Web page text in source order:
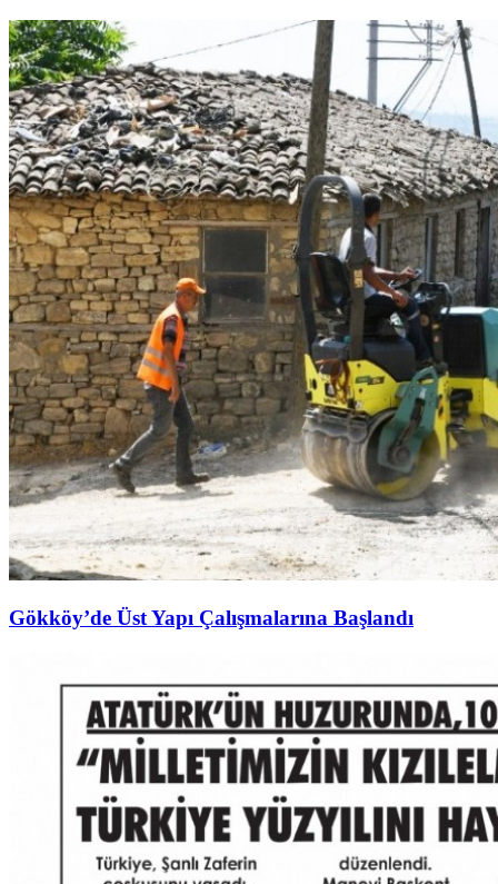
Gökköy’de Üst Yapı Çalışmalarına Başlandı